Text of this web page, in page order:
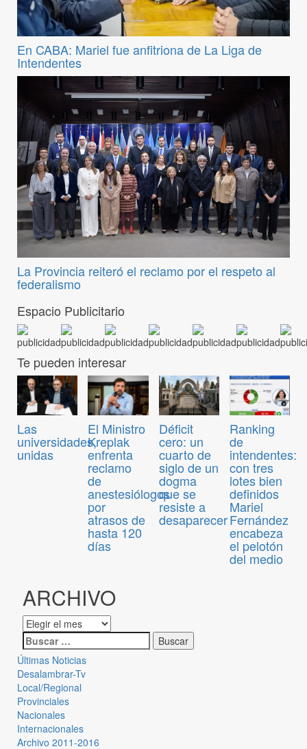
En CABA: Mariel fue anfitriona de La Liga de
Intendentes
La Provincia reiteró el reclamo por el respeto al
federalismo
Espacio Publicitario
Te pueden interesar
Las
universidades,
unidas
El Ministro
Kreplak
enfrenta
reclamo
de
anestesiólogos
por
atrasos de
hasta 120
días
Déficit
cero: un
cuarto de
siglo de un
dogma
que se
resiste a
desaparecer
Ranking
de
intendentes:
con tres
lotes bien
definidos
Mariel
Fernández
encabeza
el pelotón
del medio
ARCHIVO
Últimas Noticias
Desalambrar-Tv
Local/Regional
Provinciales
Nacionales
Internacionales
Archivo 2011-2016